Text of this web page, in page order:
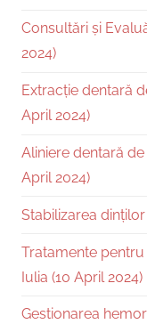
Consultări și
2024)
Extracție dentară
April 2024)
Aliniere dentară
April 2024)
Stabilizarea
Tratamente
Iulia (10 April 2024)
Gestionarea